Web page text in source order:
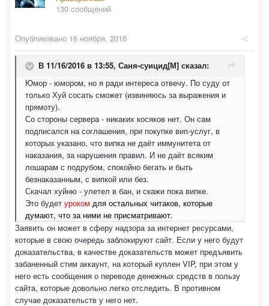
130 сообщений
Опубликовано 16 ноября, 2016
В 11/16/2016 в 13:55, Саня-суицид[М] сказал:
Юмор - юмором, но я ради интереса отвечу. По суду от
только Хуй сосать сможет (извиняюсь за выражения и
прямоту).
Со стороны сервера - никаких косяков нет. Он сам
подписался на соглашения, при покупке вип-услуг, в
которых указано, что випка не даёт иммунитета от
наказания, за нарушения правил. И не даёт всяким
лошарам с подрубом, спокойно бегать и быть
безнаказанным, с випкой или без.
Скачал хуйню - улетел в бан, и скажи пока випке.
Это будет уроком для остальных читаков, которые
думают, что за ними не присматривают.
Заявить он может в сферу надзора за интернет ресурсами,
которые в свою очередь заблокируют сайт. Если у него будут
доказательства, в качестве доказательств может предъявить
забаненный стим аккаунт, на который куплен VIP, при этом у
него есть сообщения о переводе денежных средств в пользу
сайта, которые довольно легко отследить. В противном
случае доказательств у него нет.